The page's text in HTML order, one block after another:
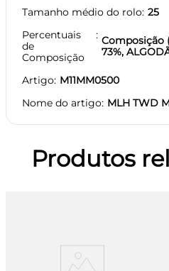
Tamanho médio do rolo 25
Percentuais
de
Composição
Composição
73%,
Artigo M11MM0500
Nome do artigo MLH TWD
Produtos